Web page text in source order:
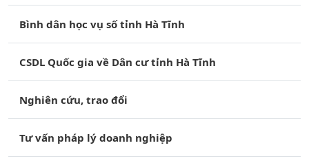
Bình dân học vụ số tỉnh Hà Tĩnh
CSDL Quốc gia về Dân cư tỉnh Hà Tĩnh
Nghiên cứu, trao đổi
Tư vấn pháp lý doanh nghiệp